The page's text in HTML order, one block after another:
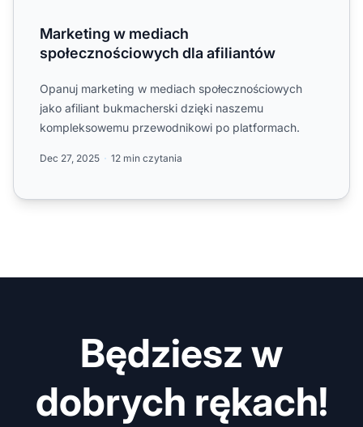
Marketing w mediach
społecznościowych dla afiliantów
Opanuj marketing w mediach społecznościowych
jako afiliant bukmacherski dzięki naszemu
kompleksowemu przewodnikowi po platformach.
Dec 27, 2025 12 min czytania
Będziesz w
dobrych rękach!